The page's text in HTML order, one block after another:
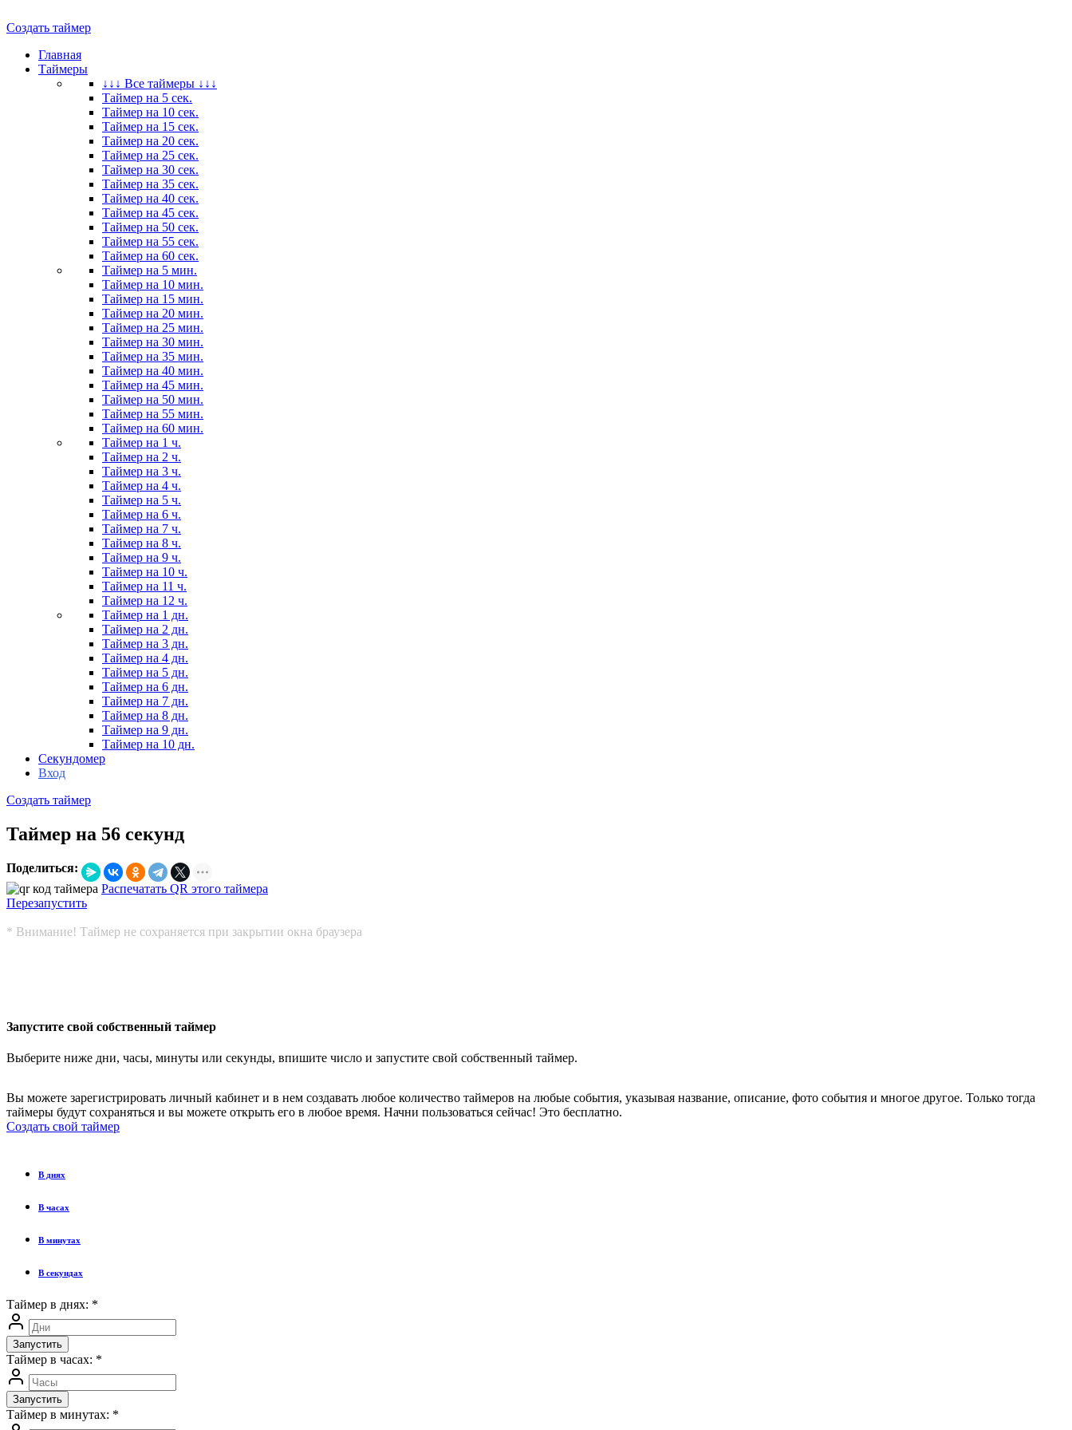
Создать таймер
Главная
Таймеры
↓↓↓ Все таймеры ↓↓↓
Таймер на 5 сек.
Таймер на 10 сек.
Таймер на 15 сек.
Таймер на 20 сек.
Таймер на 25 сек.
Таймер на 30 сек.
Таймер на 35 сек.
Таймер на 40 сек.
Таймер на 45 сек.
Таймер на 50 сек.
Таймер на 55 сек.
Таймер на 60 сек.
Таймер на 5 мин.
Таймер на 10 мин.
Таймер на 15 мин.
Таймер на 20 мин.
Таймер на 25 мин.
Таймер на 30 мин.
Таймер на 35 мин.
Таймер на 40 мин.
Таймер на 45 мин.
Таймер на 50 мин.
Таймер на 55 мин.
Таймер на 60 мин.
Таймер на 1 ч.
Таймер на 2 ч.
Таймер на 3 ч.
Таймер на 4 ч.
Таймер на 5 ч.
Таймер на 6 ч.
Таймер на 7 ч.
Таймер на 8 ч.
Таймер на 9 ч.
Таймер на 10 ч.
Таймер на 11 ч.
Таймер на 12 ч.
Таймер на 1 дн.
Таймер на 2 дн.
Таймер на 3 дн.
Таймер на 4 дн.
Таймер на 5 дн.
Таймер на 6 дн.
Таймер на 7 дн.
Таймер на 8 дн.
Таймер на 9 дн.
Таймер на 10 дн.
Секундомер
Вход
Создать таймер
Таймер на 56 секунд
Поделиться:
Распечатать QR этого таймера
Перезапустить
* Внимание! Таймер не сохраняется при закрытии окна браузера
Запустите свой собственный таймер
Выберите ниже дни, часы, минуты или секунды, впишите число и запустите свой собственный таймер.
Вы можете зарегистрировать личный кабинет и в нем создавать любое количество таймеров на любые события, указывая название, описание, фото события и многое другое. Только тогда
таймеры будут сохраняться и вы можете открыть его в любое время. Начни пользоваться сейчас! Это бесплатно.
Создать свой таймер
В днях
В часах
В минутах
В секундах
Таймер в днях: *
Запустить
Таймер в часах: *
Запустить
Таймер в минутах: *